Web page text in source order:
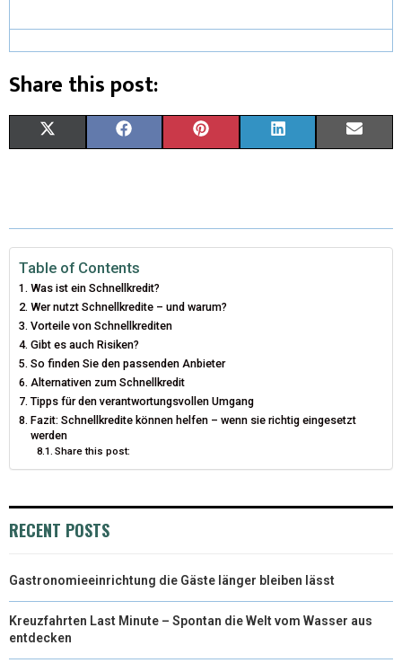
Share this post:
W
T
T
E
R
)
E
O
O
K
T
S
K I
Table of Contents
Was ist ein Schnellkredit?
Wer nutzt Schnellkredite – und warum?
Vorteile von Schnellkrediten
Gibt es auch Risiken?
So finden Sie den passenden Anbieter
Alternativen zum Schnellkredit
Tipps für den verantwortungsvollen Umgang
Fazit: Schnellkredite können helfen – wenn sie richtig eingesetzt
werden
Share this post:
RECENT POSTS
Gastronomieeinrichtung die Gäste länger bleiben lässt
Kreuzfahrten Last Minute – Spontan die Welt vom Wasser aus
entdecken